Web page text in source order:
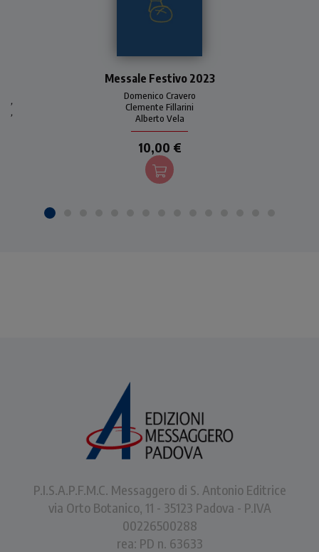
immediato per seguire la
liturgia eucaristica festiva
per tutto l'anno 2023. Con
introduzioni, commenti e
preghiere di Domenico
Cravero.
Domenico Cravero
,
Clemente Fillarini
,
Alberto Vela
Messale Festivo 2023
10,00 €
P.I.S.A.P.F.M.C. Messaggero di S. Antonio Editrice
via Orto Botanico, 11 - 35123 Padova - P.IVA
00226500288
rea: PD n. 63633